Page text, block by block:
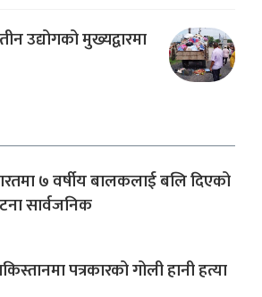
उद्योगको मुख्यद्वारमा
७ वर्षीय बालकलाई बलि दिएको
सार्वजनिक
पत्रकारको गोली हानी हत्या